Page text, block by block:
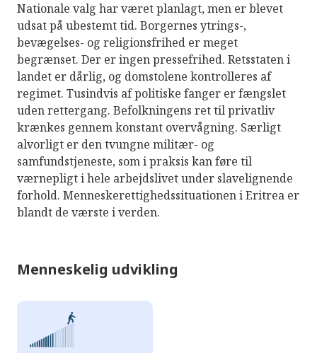
Nationale valg har været planlagt, men er blevet
udsat på ubestemt tid. Borgernes ytrings-,
bevægelses- og religionsfrihed er meget
begrænset. Der er ingen pressefrihed. Retsstaten i
landet er dårlig, og domstolene kontrolleres af
regimet. Tusindvis af politiske fanger er fængslet
uden rettergang. Befolkningens ret til privatliv
krænkes gennem konstant overvågning. Særligt
alvorligt er den tvungne militær- og
samfundstjeneste, som i praksis kan føre til
værnepligt i hele arbejdslivet under slavelignende
forhold. Menneskerettighedssituationen i Eritrea er
blandt de værste i verden.
Menneskelig udvikling